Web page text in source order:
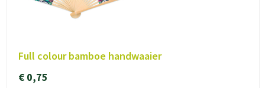
Full colour bamboe handwaaier
€ 0,75